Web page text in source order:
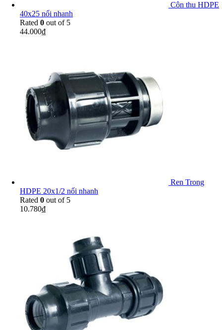
Côn thu HDPE
40x25 nối nhanh
Rated 0 out of 5
44.000₫
Ren Trong
HDPE 20x1/2 nối nhanh
Rated 0 out of 5
10.780₫